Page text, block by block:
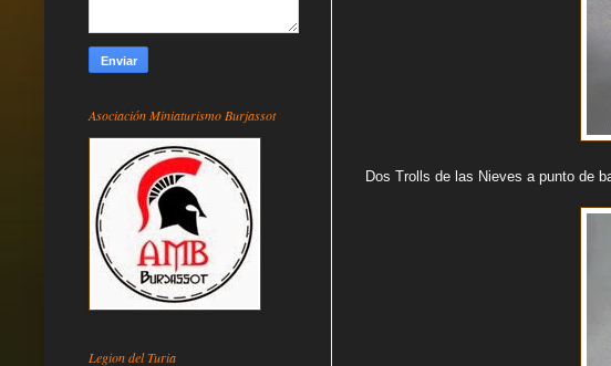
Dos Trolls de las Nieves a punto de
Asociación Miniaturismo Burjassot
Legion del Turia